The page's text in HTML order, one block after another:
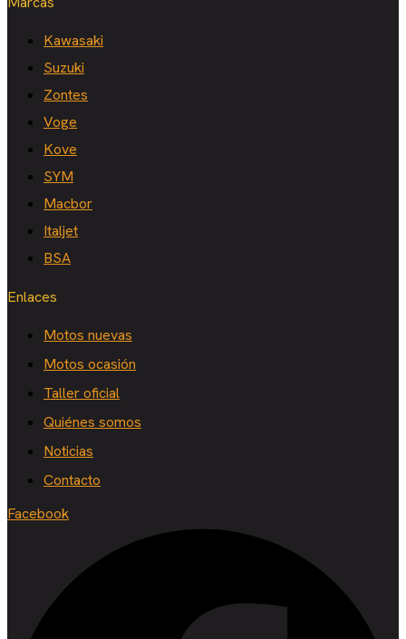
Kawasaki
Suzuki
Zontes
Voge
Kove
SYM
Macbor
Italjet
BSA
Enlaces
Motos nuevas
Motos ocasión
Taller oficial
Quiénes somos
Noticias
Contacto
Facebook